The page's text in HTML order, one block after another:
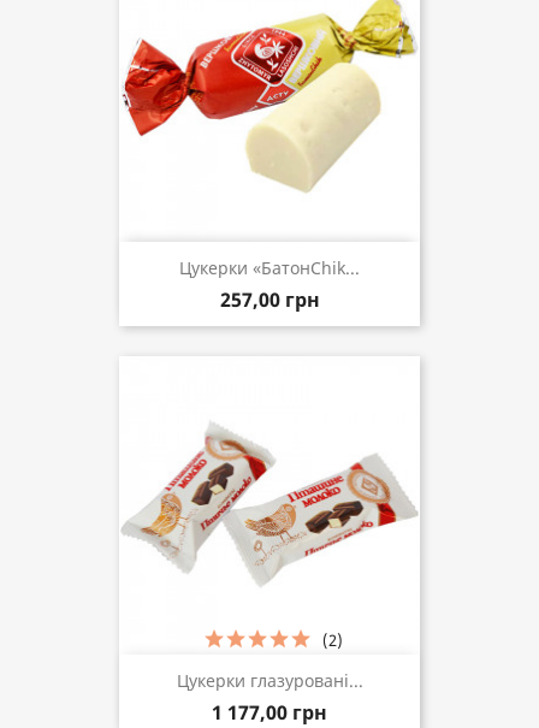
Цукерки «БатонChik...
257,00 грн
Цукерки глазуровані...
1 177,00 грн
(2)